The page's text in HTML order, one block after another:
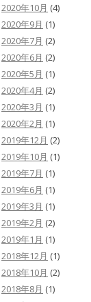
2020年10月 (4)
2020年9月 (1)
2020年7月 (2)
2020年6月 (2)
2020年5月 (1)
2020年4月 (2)
2020年3月 (1)
2020年2月 (1)
2019年12月 (2)
2019年10月 (1)
2019年7月 (1)
2019年6月 (1)
2019年3月 (1)
2019年2月 (2)
2019年1月 (1)
2018年12月 (1)
2018年10月 (2)
2018年8月 (1)